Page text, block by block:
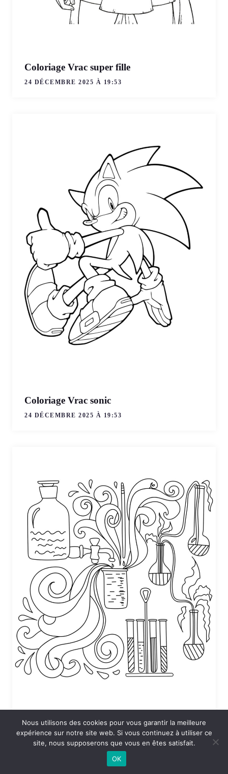
Coloriage Vrac super fille
24 DÉCEMBRE 2025 À 19:53
Coloriage Vrac sonic
24 DÉCEMBRE 2025 À 19:53
Coloriage Sciences en vrac
24 DÉCEMBRE 2025 À 19:53
Nous utilisons des cookies pour vous garantir la meilleure
expérience sur notre site web. Si vous continuez à utiliser ce
site, nous supposerons que vous en êtes satisfait.
OK